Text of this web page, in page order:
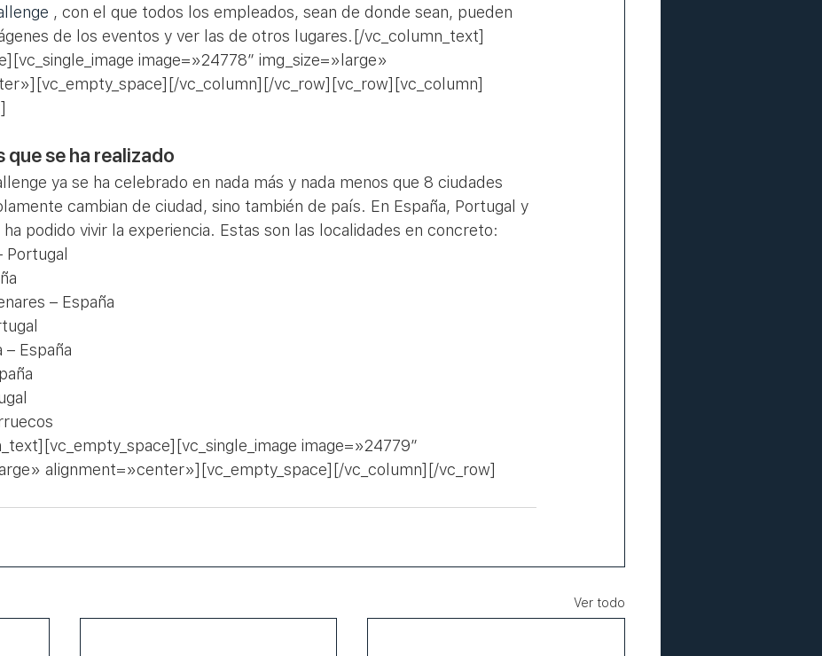
, con el que todos los empleados, sean de donde sean, pueden
de los eventos y ver las de otros lugares.[/vc_column_text]
image=»24778″ img_size=»large»
vc_column][/vc_row][vc_row][vc_column]
que se ha realizado
ya se ha celebrado en nada más y nada menos que 8 ciudades
cambian de ciudad, sino también de país. En España, Portugal y
podido vivir la experiencia. Estas son las localidades en concreto:
Portugal
– España
– España
image=»24779″
alignment=»center»][vc_empty_space][/vc_column][/vc_row]
Ver todo